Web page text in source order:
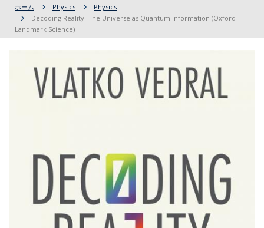
ホーム Physics
Physics
Decoding Reality: The Universe as Quantum Information (Oxford
Landmark Science)